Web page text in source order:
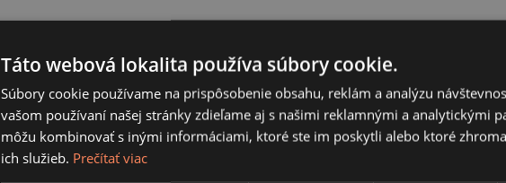
Táto webová lokalita používa súbory cookie.
Súbory cookie používame na prispôsobenie obsahu, reklám a analýzu
vašom používaní našej stránky zdieľame aj s našimi reklamnými a analytickými
môžu kombinovať s inými informáciami, ktoré ste im poskytli alebo ktoré
ich služieb. Prečítať viac